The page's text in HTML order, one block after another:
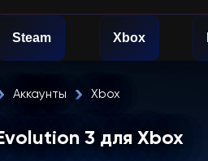
Steam Xbox
Аккаунты Xbox
3 для Xbox